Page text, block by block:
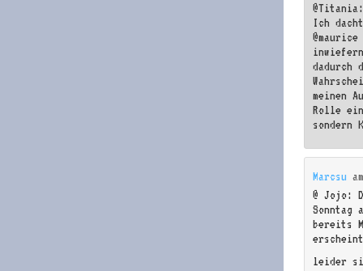
Ich
dadurch
meinen
Rolle
sondern
Marcsu
@ Jojo:
Sonntag
bereits
leider